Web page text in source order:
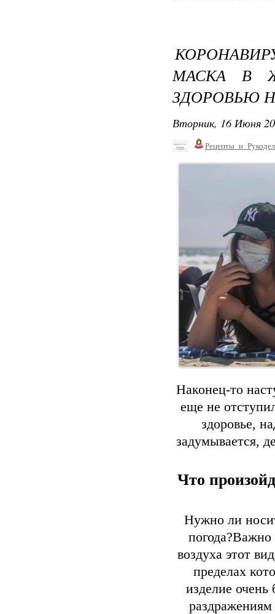
МАСКА В
ЗДОРОВЬЮ
Вторник, 16 Июня
Наконец-то
еще не
здоровье,
задумывается,
Что
Нужно ли
воздуха этот
пределах
изделие